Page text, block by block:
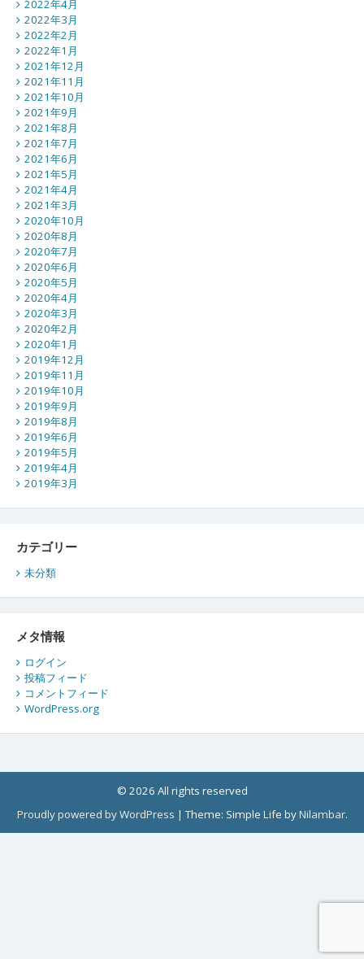
2022年4月
2022年3月
2022年2月
2022年1月
2021年12月
2021年11月
2021年10月
2021年9月
2021年8月
2021年7月
2021年6月
2021年5月
2021年4月
2021年3月
2020年10月
2020年8月
2020年7月
2020年6月
2020年5月
2020年4月
2020年3月
2020年2月
2020年1月
2019年12月
2019年11月
2019年10月
2019年9月
2019年8月
2019年6月
2019年5月
2019年4月
2019年3月
カテゴリー
未分類
メタ情報
ログイン
投稿フィード
コメントフィード
WordPress.org
© 2026 All rights reserved
Proudly powered by WordPress |Theme: Simple Life byNilambar.